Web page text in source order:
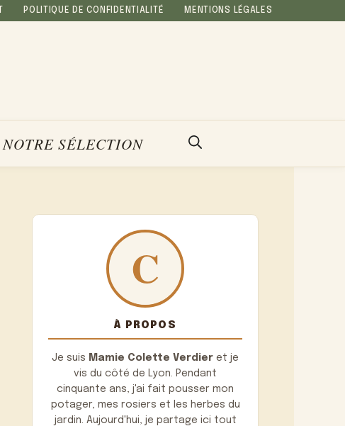
POLITIQUE DE CONFIDENTIALITÉ MENTIONS LÉGALES
NOTRE SÉLECTION
À PROPOS
Je suis Mamie Colette Verdier et je
vis du côté de Lyon. Pendant
cinquante ans, j'ai fait pousser mon
potager, mes rosiers et les herbes du
jardin. Aujourd'hui, je partage ici tout